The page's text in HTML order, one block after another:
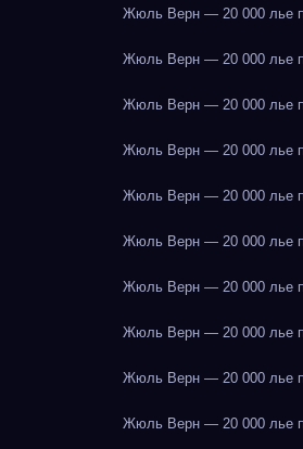
Жюль Верн — 20 000 лье
Жюль Верн — 20 000 лье
Жюль Верн — 20 000 лье
Жюль Верн — 20 000 лье
Жюль Верн — 20 000 лье
Жюль Верн — 20 000 лье
Жюль Верн — 20 000 лье
Жюль Верн — 20 000 лье
Жюль Верн — 20 000 лье
Жюль Верн — 20 000 лье